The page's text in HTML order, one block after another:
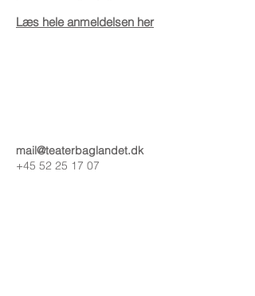
Læs hele anmeldelsen her
mail@teaterbaglandet.dk
+45 52 25 17 07